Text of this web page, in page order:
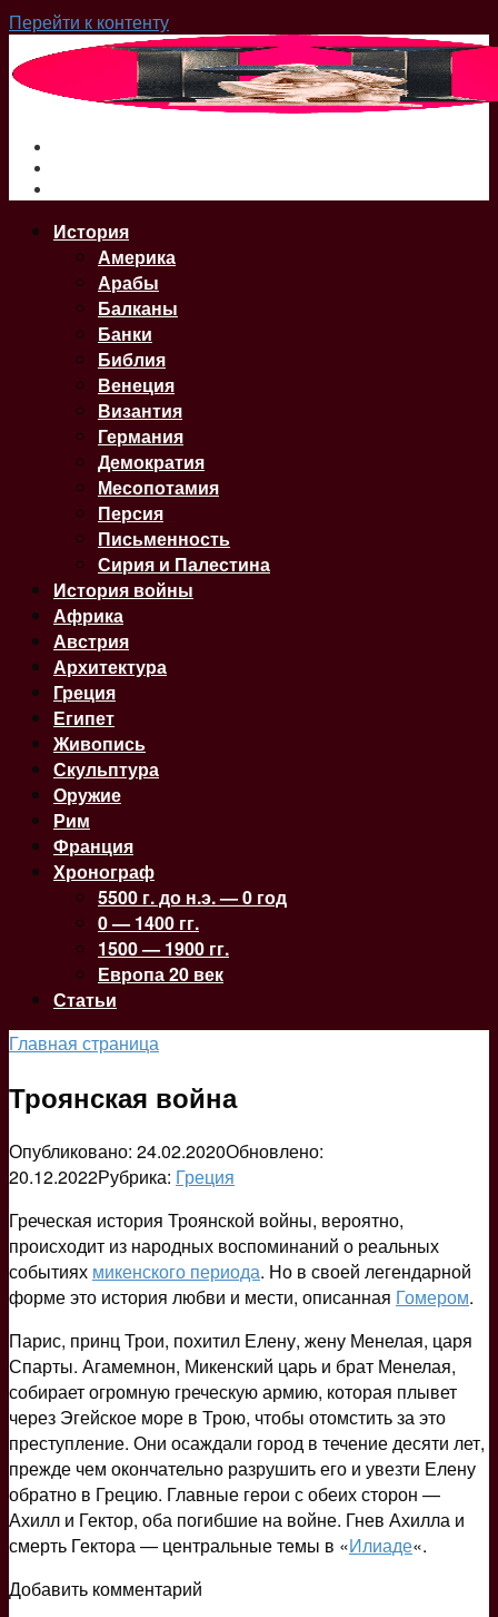
Перейти к контенту
История
Америка
Арабы
Балканы
Банки
Библия
Венеция
Византия
Германия
Демократия
Месопотамия
Персия
Письменность
Сирия и Палестина
История войны
Африка
Австрия
Архитектура
Греция
Египет
Живопись
Скульптура
Оружие
Рим
Франция
Хронограф
5500 г. до н.э. — 0 год
0 — 1400 гг.
1500 — 1900 гг.
Европа 20 век
Статьи
Главная страница
Троянская война
Опубликовано: 24.02.2020Обновлено:
20.12.2022Рубрика: Греция
Греческая история Троянской войны, вероятно,
происходит из народных воспоминаний о реальных
событиях микенского периода. Но в своей легендарной
форме это история любви и мести, описанная Гомером.
Парис, принц Трои, похитил Елену, жену Менелая, царя
Спарты. Агамемнон, Микенский царь и брат Менелая,
собирает огромную греческую армию, которая плывет
через Эгейское море в Трою, чтобы отомстить за это
преступление. Они осаждали город в течение десяти лет,
прежде чем окончательно разрушить его и увезти Елену
обратно в Грецию. Главные герои с обеих сторон —
Ахилл и Гектор, оба погибшие на войне. Гнев Ахилла и
смерть Гектора — центральные темы в «Илиаде«.
Добавить комментарий